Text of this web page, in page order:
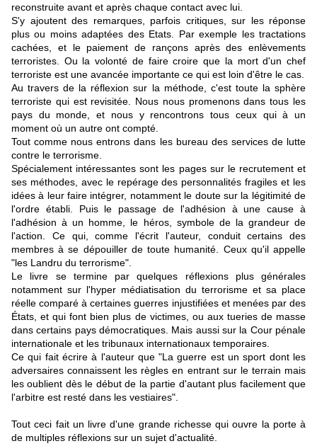
reconstruite avant et après chaque contact avec lui.
S'y ajoutent des remarques, parfois critiques, sur les réponse
plus ou moins adaptées des Etats. Par exemple les tractations
cachées, et le paiement de rançons après des enlèvements
terroristes. Ou la volonté de faire croire que la mort d'un chef
terroriste est une avancée importante ce qui est loin d'être le cas.
Au travers de la réflexion sur la méthode, c'est toute la sphère
terroriste qui est revisitée. Nous nous promenons dans tous les
pays du monde, et nous y rencontrons tous ceux qui à un
moment où un autre ont compté.
Tout comme nous entrons dans les bureau des services de lutte
contre le terrorisme.
Spécialement intéressantes sont les pages sur le recrutement et
ses méthodes, avec le repérage des personnalités fragiles et les
idées à leur faire intégrer, notamment le doute sur la légitimité de
l'ordre établi. Puis le passage de l'adhésion à une cause à
l'adhésion à un homme, le héros, symbole de la grandeur de
l'action. Ce qui, comme l'écrit l'auteur, conduit certains des
membres à se dépouiller de toute humanité. Ceux qu'il appelle
"les Landru du terrorisme".
Le livre se termine par quelques réflexions plus générales
notamment sur l'hyper médiatisation du terrorisme et sa place
réelle comparé à certaines guerres injustifiées et menées par des
États, et qui font bien plus de victimes, ou aux tueries de masse
dans certains pays démocratiques. Mais aussi sur la Cour pénale
internationale et les tribunaux internationaux temporaires.
Ce qui fait écrire à l'auteur que "La guerre est un sport dont les
adversaires connaissent les règles en entrant sur le terrain mais
les oublient dès le début de la partie d'autant plus facilement que
l'arbitre est resté dans les vestiaires".
Tout ceci fait un livre d'une grande richesse qui ouvre la porte à
de multiples réflexions sur un sujet d'actualité.